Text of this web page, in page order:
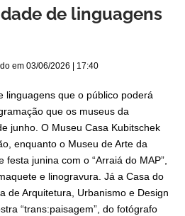
de linguagens
em 03/06/2026 | 17:40
linguagens que o público poderá
que os museus da
junho. O Museu Casa Kubitschek
enquanto o Museu de Arte da
festa junina com o “Arraiá do MAP”,
e linogravura. Já a Casa do
de Arquitetura, Urbanismo e Design
“trans:paisagem”, do fotógrafo